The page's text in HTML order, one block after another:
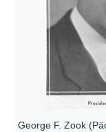
George F. Zook